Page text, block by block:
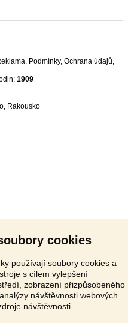
cookies
používají soubory cookies a
s cílem vylepšení
zobrazení přizpůsobeného
návštěvnosti webových
návštěvnosti.
, Podmínky, Ochrana údajů,
1909
, Rakousko